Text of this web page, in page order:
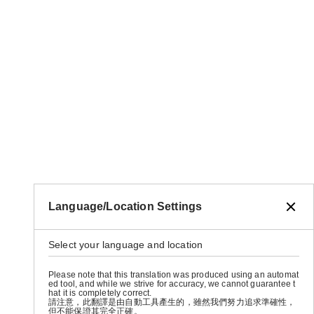
Language/Location Settings
Select your language and location
Please note that this translation was produced using an automat
ed tool, and while we strive for accuracy, we cannot guarantee t
hat it is completely correct.
請注意，此翻譯是由自動工具產生的，雖然我們努力追求準確性，
但不能保證其完全正確。